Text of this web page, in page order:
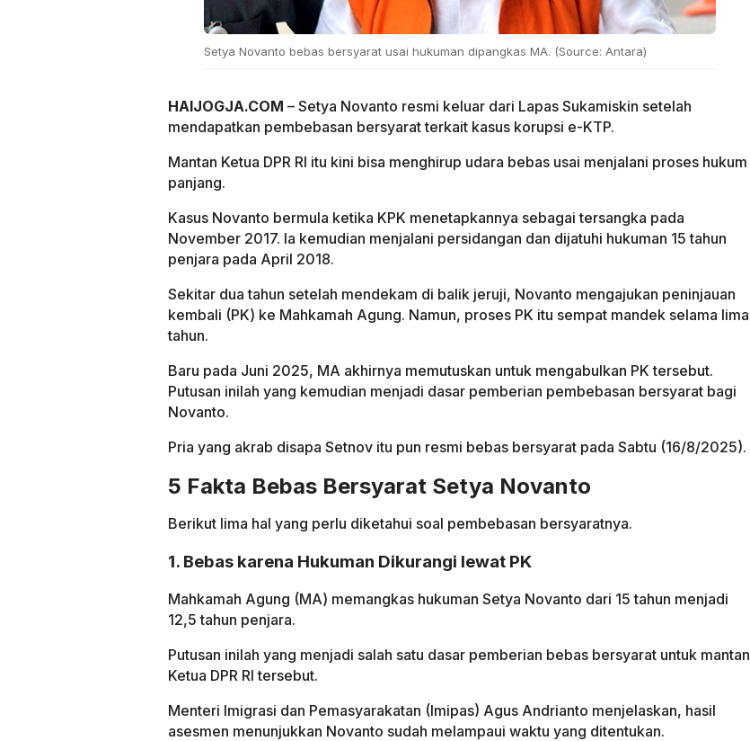
Setya Novanto bebas bersyarat usai hukuman dipangkas MA. (Source: Antara)
HAIJOGJA.COM – Setya Novanto resmi keluar dari Lapas Sukamiskin setelah
mendapatkan pembebasan bersyarat terkait kasus korupsi e-KTP.
Mantan Ketua DPR RI itu kini bisa menghirup udara bebas usai menjalani proses hukum
panjang.
Kasus Novanto bermula ketika KPK menetapkannya sebagai tersangka pada
November 2017. Ia kemudian menjalani persidangan dan dijatuhi hukuman 15 tahun
penjara pada April 2018.
Sekitar dua tahun setelah mendekam di balik jeruji, Novanto mengajukan peninjauan
kembali (PK) ke Mahkamah Agung. Namun, proses PK itu sempat mandek selama lima
tahun.
Baru pada Juni 2025, MA akhirnya memutuskan untuk mengabulkan PK tersebut.
Putusan inilah yang kemudian menjadi dasar pemberian pembebasan bersyarat bagi
Novanto.
Pria yang akrab disapa Setnov itu pun resmi bebas bersyarat pada Sabtu (16/8/2025).
5 Fakta Bebas Bersyarat Setya Novanto
Berikut lima hal yang perlu diketahui soal pembebasan bersyaratnya.
1. Bebas karena Hukuman Dikurangi lewat PK
Mahkamah Agung (MA) memangkas hukuman Setya Novanto dari 15 tahun menjadi
12,5 tahun penjara.
Putusan inilah yang menjadi salah satu dasar pemberian bebas bersyarat untuk mantan
Ketua DPR RI tersebut.
Menteri Imigrasi dan Pemasyarakatan (Imipas) Agus Andrianto menjelaskan, hasil
asesmen menunjukkan Novanto sudah melampaui waktu yang ditentukan.